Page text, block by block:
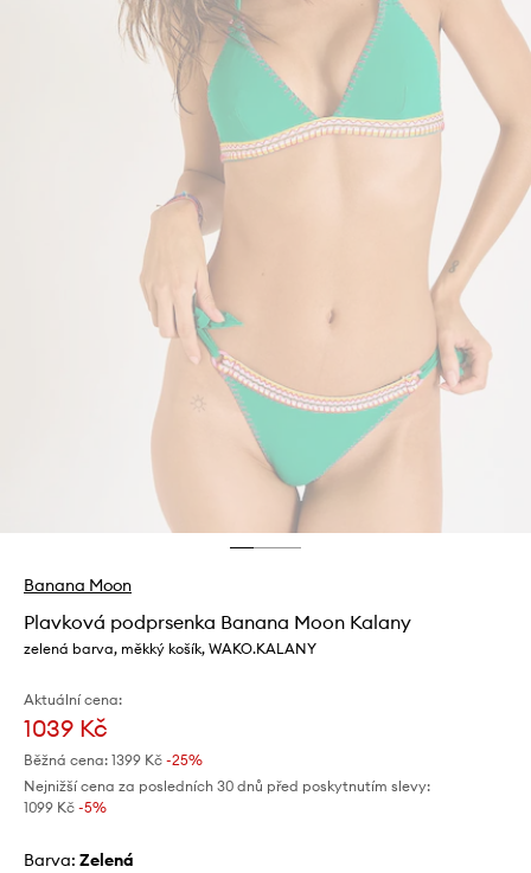
Banana Moon
Plavková podprsenka Banana Moon Kalany
zelená barva, měkký košík, WAKO.KALANY
Aktuální cena:
1039 Kč
Běžná cena: 1399 Kč -25%
Nejnižší cena za posledních 30 dnů před poskytnutím slevy:
1099 Kč -5%
Barva: zelená